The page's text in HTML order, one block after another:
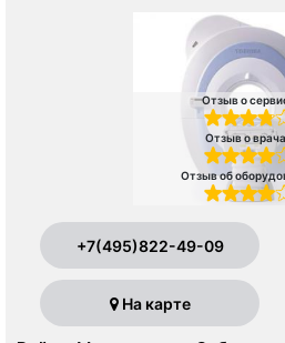
Отзыв о
Отзыв о
Отзыв об
+7(495)822-49-09
На карте